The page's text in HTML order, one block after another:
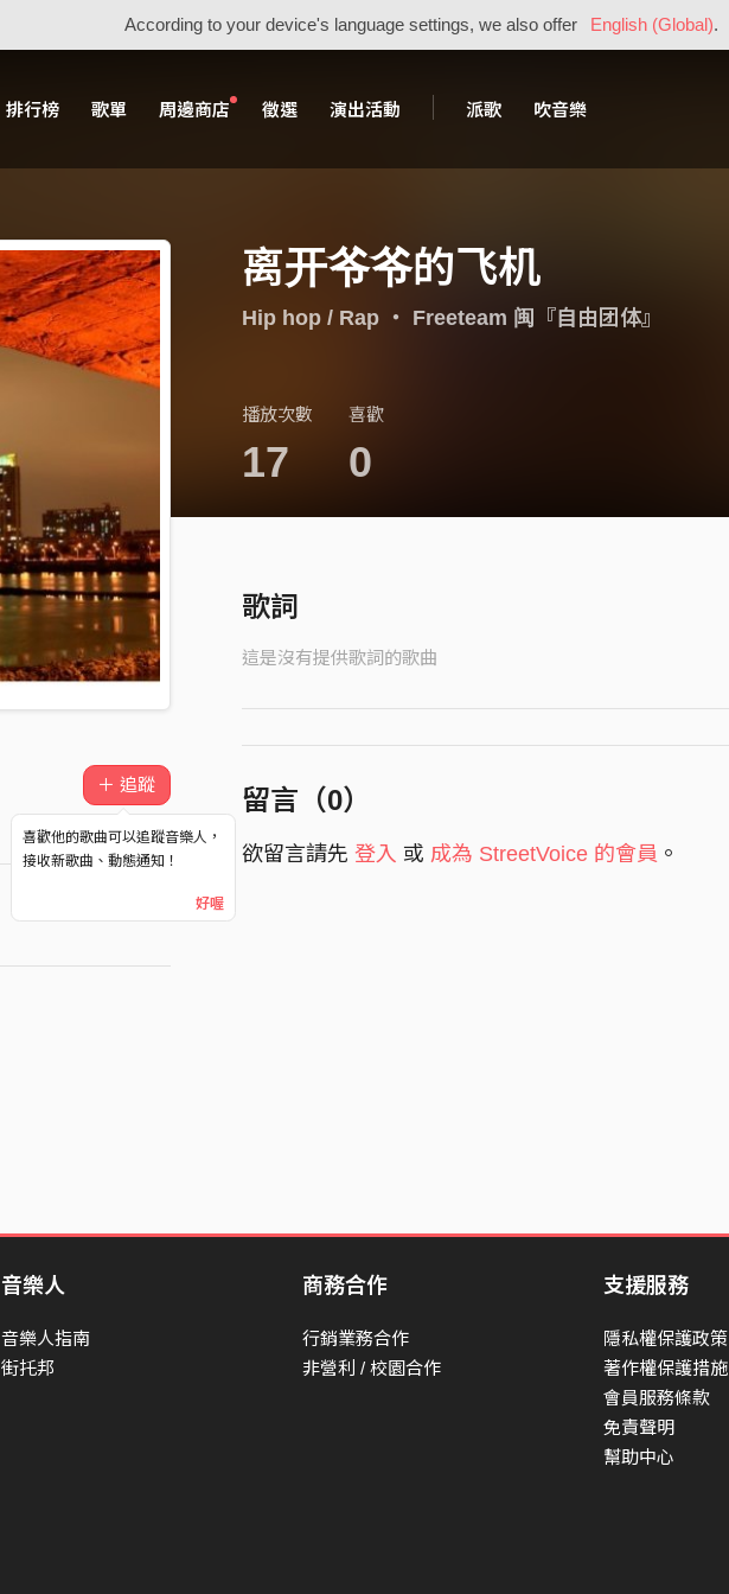
According to your device's language settings, we also offer English (Global).
排行榜 歌單 周邊商店 徵選 演出活動 派歌 吹音樂
离开爷爷的飞机
Hip hop / Rap・ Freeteam 闽『自由团体』
播放次數
17
喜歡
0
＋ 追蹤
喜歡他的歌曲可以追蹤音樂人，
接收新歌曲、動態通知！
好喔
歌詞
這是沒有提供歌詞的歌曲
留言（0）
欲留言請先 登入 或 成為 StreetVoice 的會員 。
音樂人
音樂人指南
街托邦
商務合作
行銷業務合作
非營利 / 校園合作
支援服務
隱私權保護政策
著作權保護措施
會員服務條款
免責聲明
幫助中心